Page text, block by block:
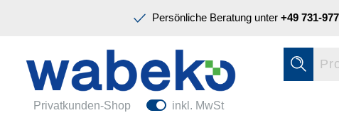
Persönliche Beratung unter +49 731-
Privatkunden-Shop inkl. MwSt
Ordnen & Registrieren
Papiere & Blöcke
Schreiben & Korrigieren